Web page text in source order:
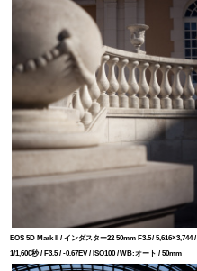
EOS 5D Mark II / インダスター22 50mm F3.5 / 5,616×3,744 /
1/1,600秒 / F3.5 / -0.67EV / ISO100 / WB:オート / 50mm